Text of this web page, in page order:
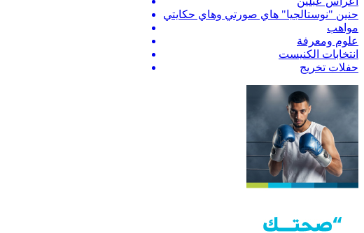
حنين "نوستالجيا" هاي صورتي وهاي حكايتي
مواهب
علوم ومعرفة
انتخابات الكنيست
حفلات تخريج